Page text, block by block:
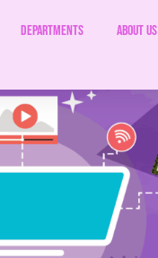
Departments ABOUT US